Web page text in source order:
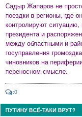
Садыр Жапаров не
поездки в регионы, где
контролируют
президента и
между областными и
госуправления
чиновников на
переносном смысле.
:0
ПУТИНУ ВСЁ-ТАКИ ВРУТ?